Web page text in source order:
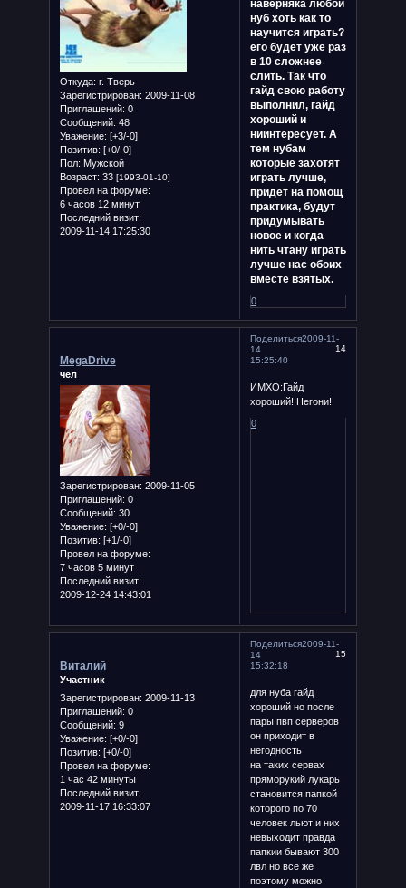
Откуда: г. Тверь
Зарегистрирован: 2009-11-08
Приглашений: 0
Сообщений: 48
Уважение: [+3/-0]
Позитив: [+0/-0]
Пол: Мужской
Возраст: 33 [1993-01-10]
Провел на форуме:
6 часов 12 минут
Последний визит:
2009-11-14 17:25:30
наверняка любой
нуб хоть как то
научится играть?
его будет уже раз
в 10 сложнее
слить. Так что
гайд свою работу
выполнил, гайд
хороший и
ниинтересует. А
тем нубам
которые захотят
играть лучше,
придет на помощ
практика, будут
придумывать
новое и когда
нить чтану играть
лучше нас обоих
вместе взятых.
0
Поделиться
14
2009-11-
14
15:25:40
MegaDrive
чел
Зарегистрирован: 2009-11-05
Приглашений: 0
Сообщений: 30
Уважение: [+0/-0]
Позитив: [+1/-0]
Провел на форуме:
7 часов 5 минут
Последний визит:
2009-12-24 14:43:01
ИМХО:Гайд
хороший! Негони!
0
Поделиться
15
2009-11-
14
15:32:18
Виталий
Участник
Зарегистрирован: 2009-11-13
Приглашений: 0
Сообщений: 9
Уважение: [+0/-0]
Позитив: [+0/-0]
Провел на форуме:
1 час 42 минуты
Последний визит:
2009-11-17 16:33:07
для нуба гайд
хороший но после
пары пвп серверов
он приходит в
негодность
на таких сервах
пряморукий лукарь
становится папкой
которого по 70
человек льют и них
невыходит правда
папкии бывают 300
лвл но все же
поэтому можно